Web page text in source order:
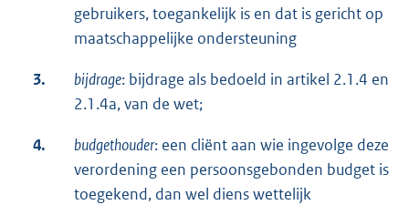
gebruikers, toegankelijk is en dat is gericht op
maatschappelijke ondersteuning
3. bijdrage: bijdrage als bedoeld in artikel 2.1.4 en
2.1.4a, van de wet;
4. budgethouder: een cliënt aan wie ingevolge deze
verordening een persoonsgebonden budget is
toegekend, dan wel diens wettelijk